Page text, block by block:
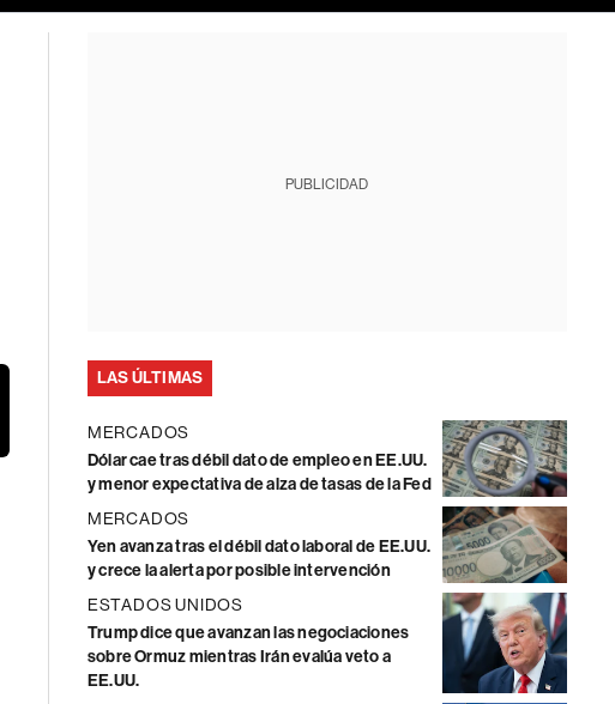
PUBLICIDAD
LAS ÚLTIMAS
MERCADOS
Dólar cae tras débil dato de empleo en EE.UU.
y menor expectativa de alza de tasas de la Fed
MERCADOS
Yen avanza tras el débil dato laboral de EE.UU.
y crece la alerta por posible intervención
ESTADOS UNIDOS
Trump dice que avanzan las negociaciones
sobre Ormuz mientras Irán evalúa veto a
EE.UU.